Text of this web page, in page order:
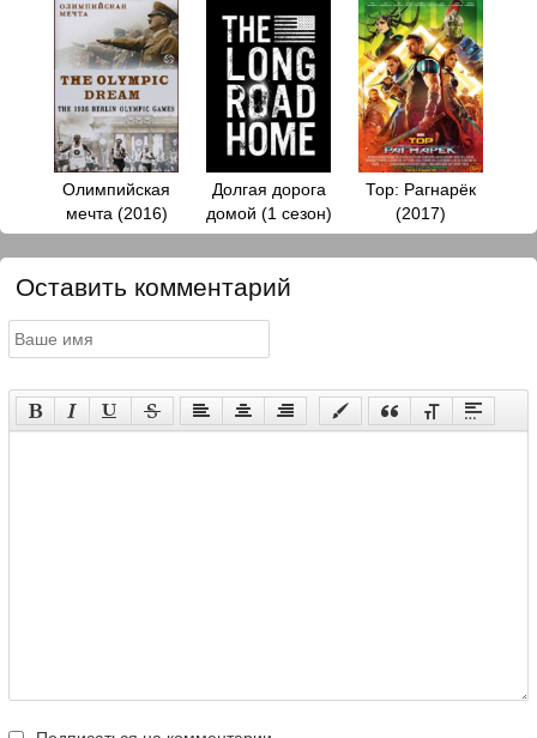
Олимпийская
мечта (2016)
Долгая дорога
домой (1 сезон)
Тор: Рагнарёк
(2017)
Оставить комментарий